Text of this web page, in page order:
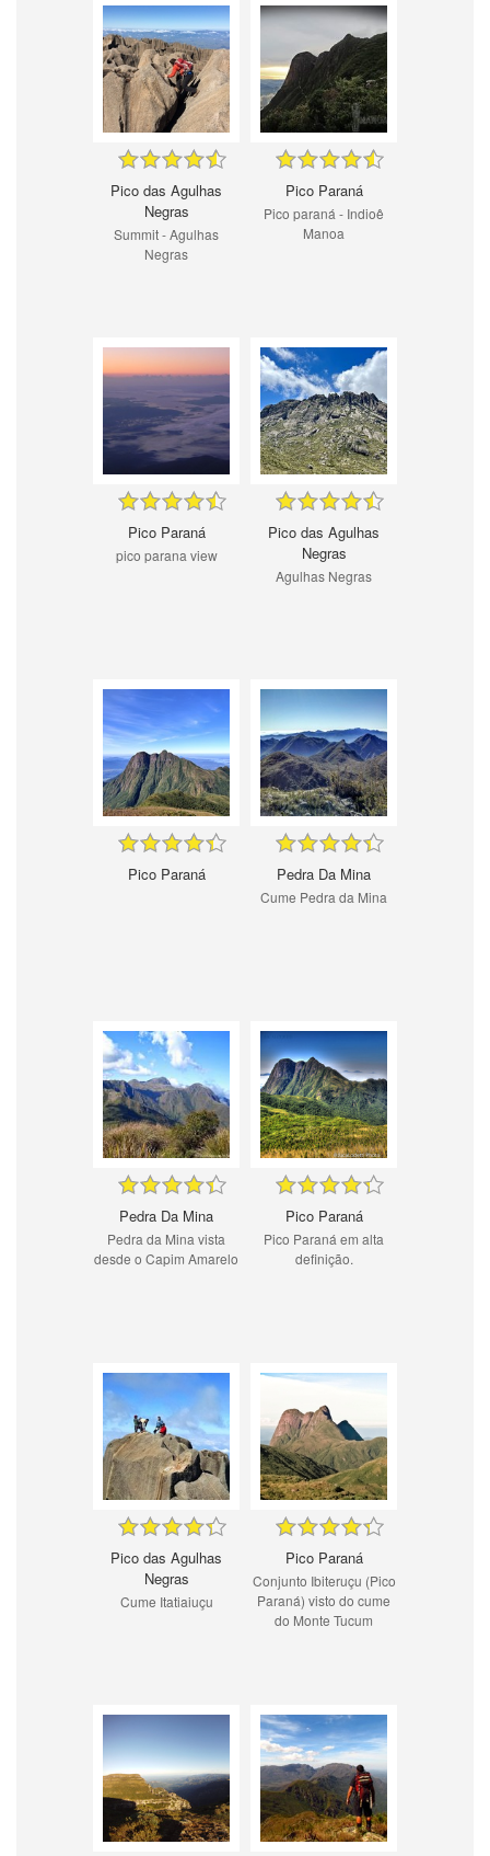
Pico das Agulhas
Negras
Summit - Agulhas
Negras
Pico Paraná
Pico paraná - Indioê
Manoa
Pico Paraná
pico parana view
Pico das Agulhas
Negras
Agulhas Negras
Pico Paraná Pedra Da Mina
Cume Pedra da Mina
Pedra Da Mina
Pedra da Mina vista
desde o Capim Amarelo
Pico Paraná
Pico Paraná em alta
definição.
Pico das Agulhas
Negras
Cume Itatiaiuçu
Pico Paraná
Conjunto Ibiteruçu (Pico
Paraná) visto do cume
do Monte Tucum